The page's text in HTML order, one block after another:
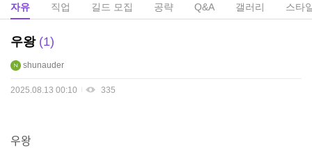
메
서
자유 직업 길드 모집 공략 Q&A 갤러리 스타
자
게
우왕 1
shunauder
2025.08.13 00:10 335
우왕